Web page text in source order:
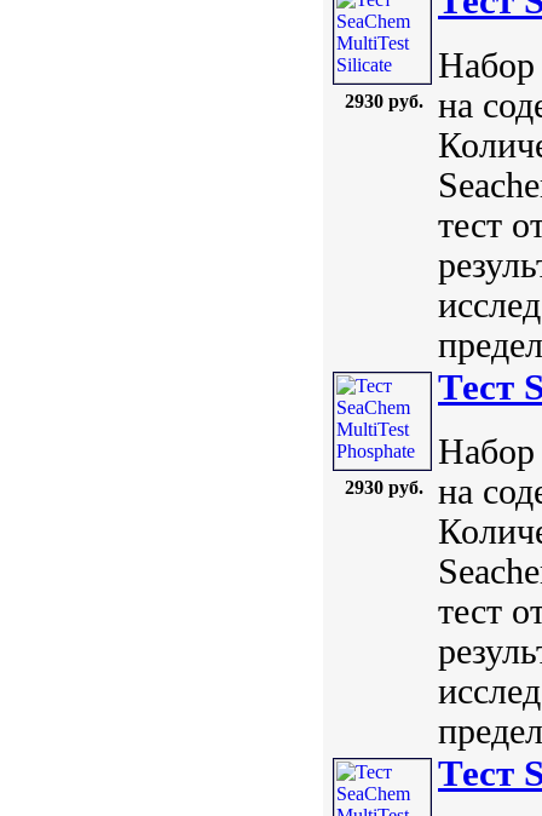
2930 руб.
Набор
на
тест
2930 руб.
Тест
Набор
на
тест
Тест